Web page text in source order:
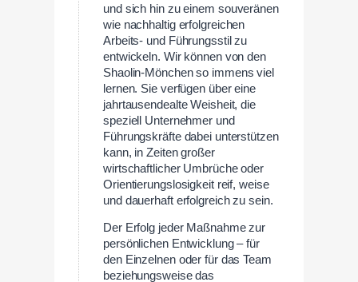
und sich hin zu einem souveränen
wie nachhaltig erfolgreichen
Arbeits- und Führungsstil zu
entwickeln. Wir können von den
Shaolin-Mönchen so immens viel
lernen. Sie verfügen über eine
jahrtausendealte Weisheit, die
speziell Unternehmer und
Führungskräfte dabei unterstützen
kann, in Zeiten großer
wirtschaftlicher Umbrüche oder
Orientierungslosigkeit reif, weise
und dauerhaft erfolgreich zu sein.
Der Erfolg jeder Maßnahme zur
persönlichen Entwicklung – für
den Einzelnen oder für das Team
beziehungsweise das